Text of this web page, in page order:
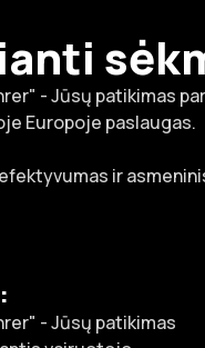
- Jūsų patikimas
Europoje paslaugas.
ir
- Jūsų patikimas